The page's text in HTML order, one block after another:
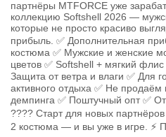
партнёры MTFORCE уже
коллекцию Softshell 2026 —
которые не просто красиво
прибыль. ✅ Дополнительная
костюма ✅ Мужские и женские
цветов ✅ Softshell + мягкий
Защита от ветра и влаги ✅ Для
активного отдыха ✅ Не
демпинга ✅ Поштучный опт ✅
???? Старт для новых
2 костюма — и вы уже в игре. ⚡